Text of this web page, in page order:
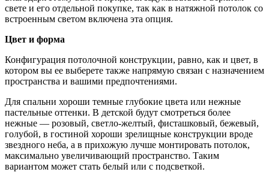
свете и его отдельной покупке, так как в натяжной потолок со
встроенным светом включена эта опция.
Цвет и форма
Конфигурация потолочной конструкции, равно, как и цвет, в
котором вы ее выберете также напрямую связан с назначением
пространства и вашими предпочтениями.
Для спальни хороши темные глубокие цвета или нежные
пастельные оттенки. В детской будут смотреться более
нежные — розовый, светло-желтый, фисташковый, бежевый,
голубой, в гостиной хороши зрелищные конструкции вроде
звездного неба, а в прихожую лучше монтировать потолок,
максимально увеличивающий пространство. Таким
вариантом может стать белый или с подсветкой.